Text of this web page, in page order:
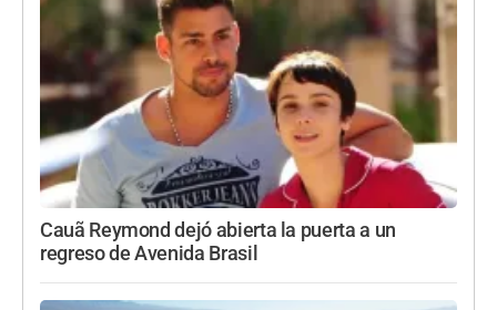
Cauã Reymond dejó abierta la puerta a un
regreso de Avenida Brasil